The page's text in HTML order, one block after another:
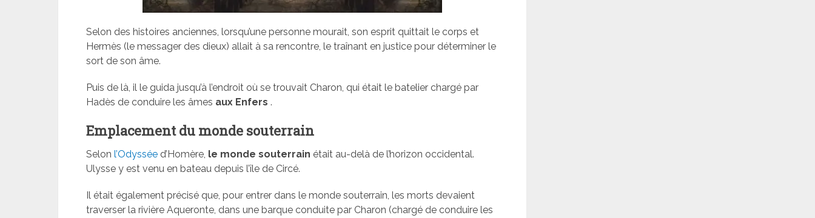
Selon des histoires anciennes, lorsqu’une personne mourait, son esprit quittait le corps et
Hermès (le messager des dieux) allait à sa rencontre, le traînant en justice pour déterminer le
sort de son âme.
Puis de là, il le guida jusqu’à l’endroit où se trouvait Charon, qui était le batelier chargé par
Hadès de conduire les âmes aux Enfers .
Emplacement du monde souterrain
Selon l’Odyssée d’Homère, le monde souterrain était au-delà de l’horizon occidental.
Ulysse y est venu en bateau depuis l’île de Circé.
Il était également précisé que, pour entrer dans le monde souterrain, les morts devaient
traverser la rivière Aqueronte, dans une barque conduite par Charon (chargé de conduire les